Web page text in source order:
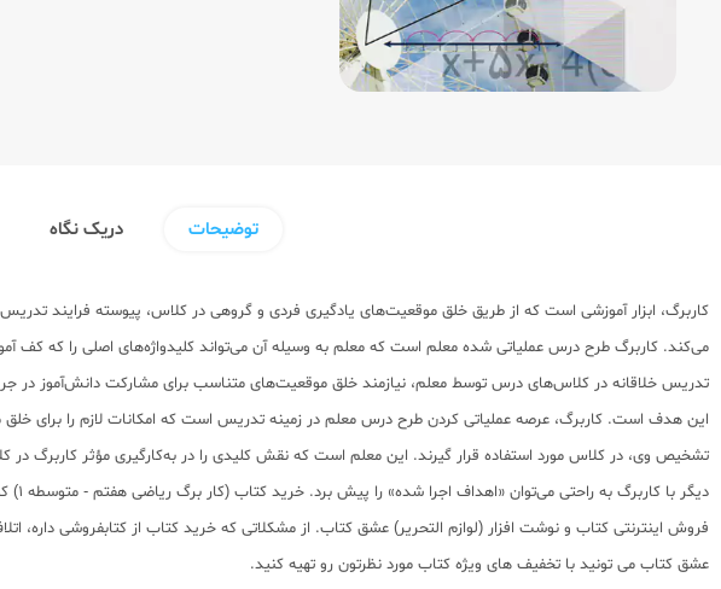
توضیحات دریک نگاه
کاربرگ، ابزار آموزشی است که از طریق خلق موقعیت‌های یادگیری فردی و گروهی در کلاس، پیوسته فرایند
می‌کند. کاربرگ طرح درس عملیاتی شده معلم است که معلم به وسیله آن می‌تواند کلیدواژه‌های اصلی را که کف
تدریس خلاقانه در کلاس‌های درس توسط معلم، نیازمند خلق موقعیت‌های متناسب برای مشارکت دانش‌آموز
این هدف است. کاربرگ، عرصه عملیاتی کردن طرح درس معلم در زمینه تدریس است که امکانات لازم را برای
تشخیص وی، در کلاس مورد استفاده قرار گیرند. این معلم است که نقش کلیدی را در به‌کارگیری مؤثر کاربرگ
فروش اینترنتی کتاب و نوشت افزار (لوازم التحریر) عشق کتاب. از مشکلاتی که خرید کتاب از کتابفروشی
عشق کتاب می تونید با تخفیف های ویژه کتاب مورد نظرتون رو تهیه کنید.